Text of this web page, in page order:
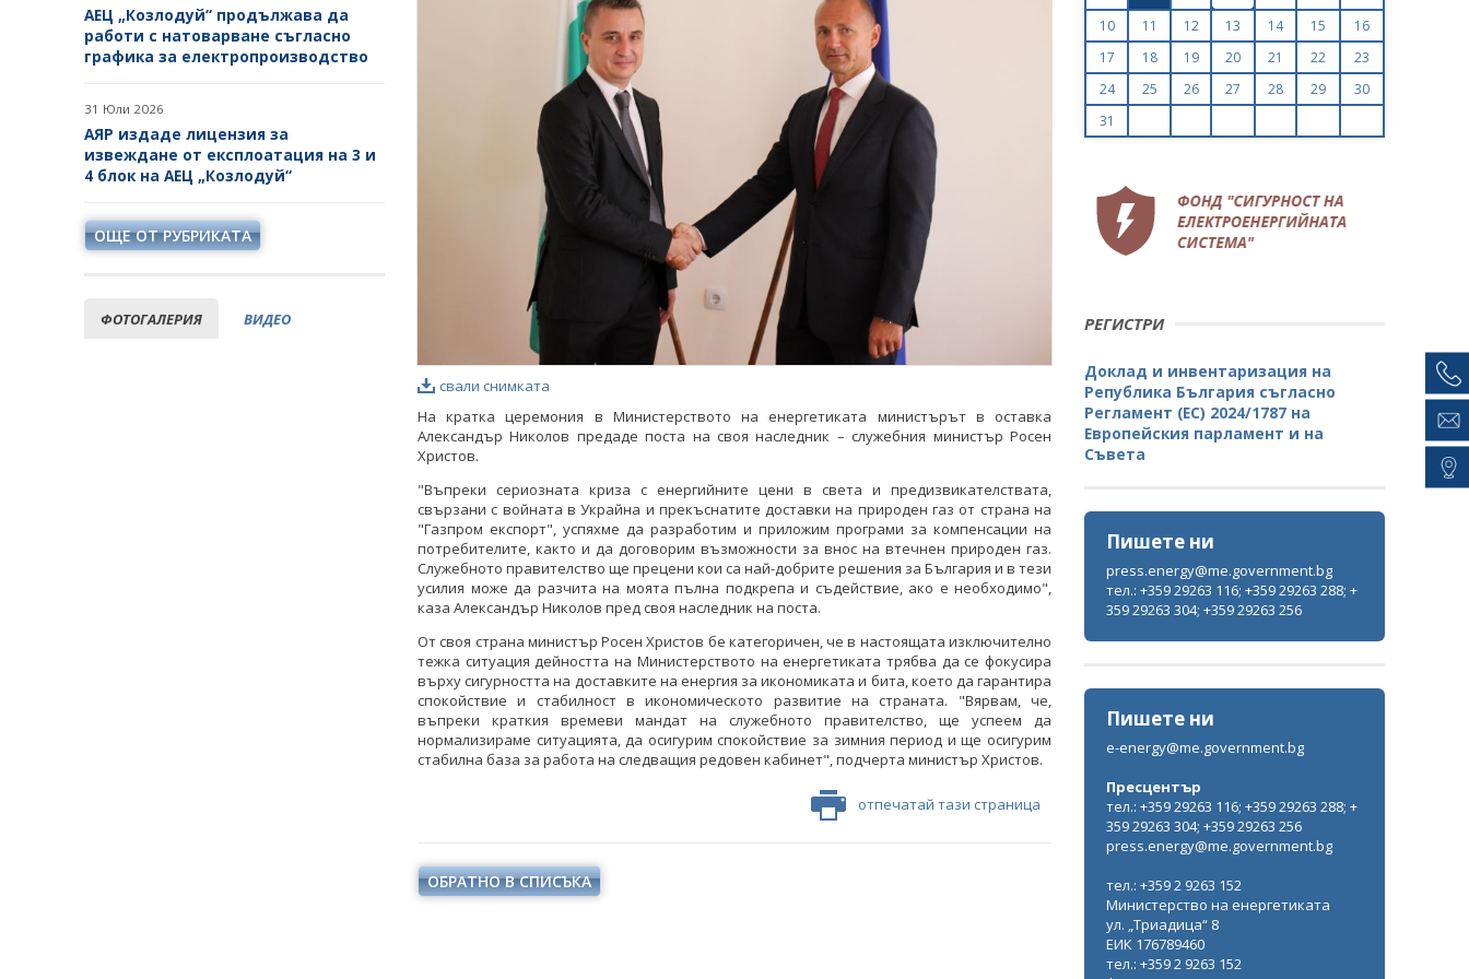
АЕЦ „Козлодуй“ продължава да
работи с натоварване съгласно
графика за електропроизводство
31 Юли 2026
АЯР издаде лицензия за
извеждане от експлоатация на 3 и
4 блок на АЕЦ „Козлодуй“
ОЩЕ ОТ РУБРИКАТА
ФОТОГАЛЕРИЯ ВИДЕО
свали снимката
На кратка церемония в Министерството на енергетиката министърът в оставка
Александър Николов предаде поста на своя наследник – служебния министър Росен
Христов.
"Въпреки сериозната криза с енергийните цени в света и предизвикателствата,
свързани с войната в Украйна и прекъснатите доставки на природен газ от страна на
"Газпром експорт", успяхме да разработим и приложим програми за компенсации на
потребителите, както и да договорим възможности за внос на втечнен природен газ.
Служебното правителство ще прецени кои са най-добрите решения за България и в тези
усилия може да разчита на моята пълна подкрепа и съдействие, ако е необходимо",
каза Александър Николов пред своя наследник на поста.
От своя страна министър Росен Христов бе категоричен, че в настоящата изключително
тежка ситуация дейността на Министерството на енергетиката трябва да се фокусира
върху сигурността на доставките на енергия за икономиката и бита, което да гарантира
спокойствие и стабилност в икономическото развитие на страната. "Вярвам, че,
въпреки краткия времеви мандат на служебното правителство, ще успеем да
нормализираме ситуацията, да осигурим спокойствие за зимния период и ще осигурим
стабилна база за работа на следващия редовен кабинет", подчерта министър Христов.
отпечатай тази страница
ОБРАТНО В СПИСЪКА
10
11 12 13 14 15
16
17
18 19 20 21 22
23
24
25 26 27 28 29
30
31
РЕГИСТРИ
Доклад и инвентаризация на
Република България съгласно
Регламент (ЕС) 2024/1787 на
Европейския парламент и на
Съвета
Пишете ни
press.energy@me.government.bg
тел.: +359 29263 116; +359 29263 288; +
359 29263 304; +359 29263 256
Пишете ни
e-energy@me.government.bg
Пресцентър
тел.: +359 29263 116; +359 29263 288; +
359 29263 304; +359 29263 256
press.energy@me.government.bg
тел.: +359 2 9263 152
Министерство на енергетиката
ул. „Триадица“ 8
ЕИК 176789460
тел.: +359 2 9263 152